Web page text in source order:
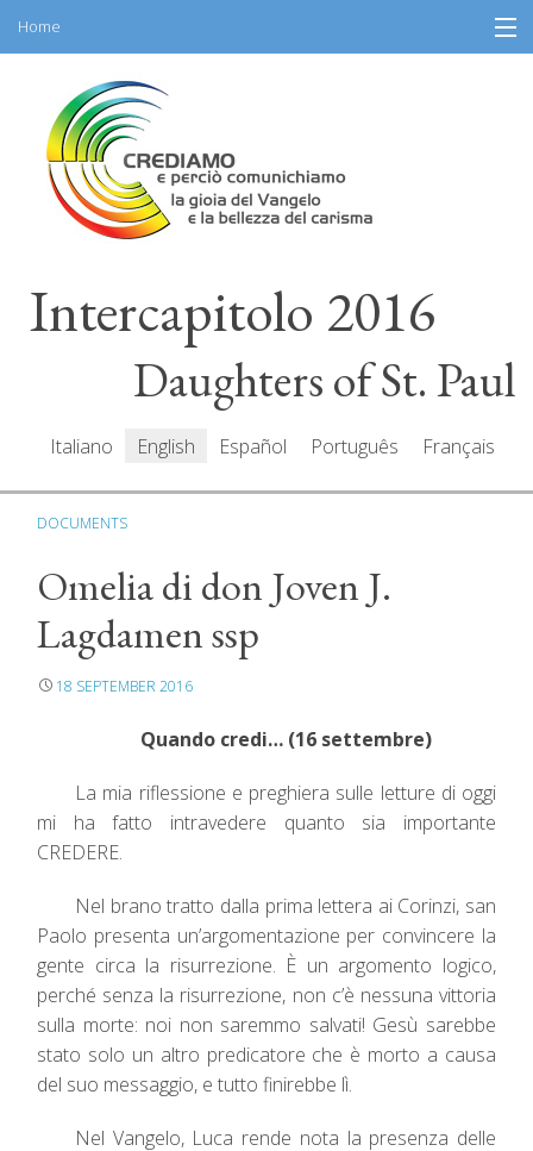
content
Home
Information
General Program
Participants
Resources
Intercapitolo 2016
Daughters of St. Paul
Italiano English Español Português Français
DOCUMENTS
Omelia di don Joven J.
Lagdamen ssp
18 SEPTEMBER 2016
Quando credi… (16 settembre)
La mia riflessione e preghiera sulle letture di oggi
mi ha fatto intravedere quanto sia importante
CREDERE.
Nel brano tratto dalla prima lettera ai Corinzi, san
Paolo presenta un’argomentazione per convincere la
gente circa la risurrezione. È un argomento logico,
perché senza la risurrezione, non c’è nessuna vittoria
sulla morte: noi non saremmo salvati! Gesù sarebbe
stato solo un altro predicatore che è morto a causa
del suo messaggio, e tutto finirebbe lì.
Nel Vangelo, Luca rende nota la presenza delle